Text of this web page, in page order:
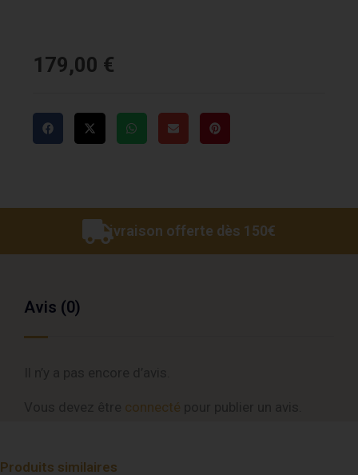
179,00 €
Livraison offerte dès 150€
Avis (0)
connecté
Produits similaires